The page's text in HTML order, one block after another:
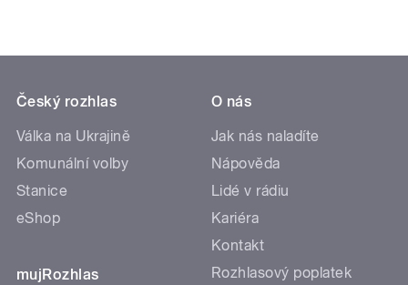
Český rozhlas
Válka na Ukrajině
Komunální volby
Stanice
eShop
mujRozhlas
O nás
Jak nás naladíte
Nápověda
Lidé v rádiu
Kariéra
Kontakt
Rozhlasový poplatek